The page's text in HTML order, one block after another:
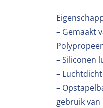
– Gemaakt
– Siliconen
–
–
gebruik